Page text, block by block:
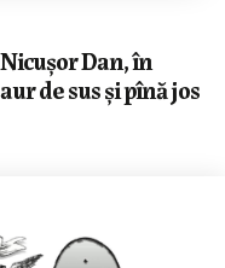
Dan, în
de sus și pînă jos